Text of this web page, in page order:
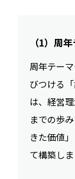
（1）周
周年テー
びつける
は、経営
までの歩
きた価値
て構築しま